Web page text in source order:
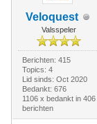
Veloquest
Valsspeler
Berichten: 415
Topics: 4
Lid sinds: Oct 2020
Bedankt: 676
1106 x bedankt in 406
berichten